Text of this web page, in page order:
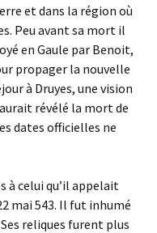
et dans la région où
Peu avant sa mort il
en Gaule par Benoit,
propager la nouvelle
à Druyes, une vision
révélé la mort de
dates officielles ne
à celui qu’il appelait
mai 543. Il fut inhumé
reliques furent plus